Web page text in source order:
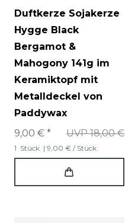
Duftkerze Sojakerze
Hygge Black
Bergamot &
Mahogony 141g im
Keramiktopf mit
Metalldeckel von
Paddywax
UVP 18,00 €
9,00 € *
1 Stück | 9,00 € / Stück